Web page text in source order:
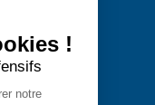
!
notre